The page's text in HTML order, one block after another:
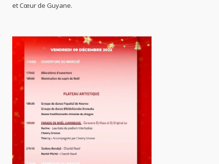
et Cœur de Guyane.